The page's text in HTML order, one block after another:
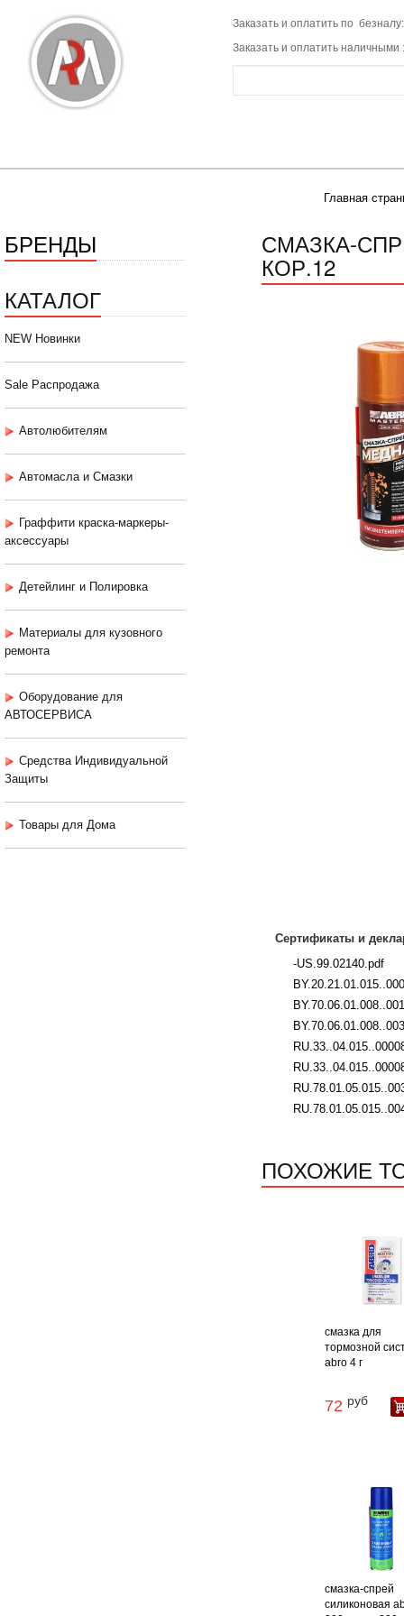
Заказать и оплатить по
Заказать и оплатить наличными
Главная
БРЕНДЫ
КАТАЛОГ
NEW Новинки
Sale Распродажа
Автолюбителям
Автомасла и Смазки
Граффити краска-маркеры-
аксессуары
Детейлинг и Полировка
Материалы для кузовного
ремонта
Оборудование для
АВТОСЕРВИСА
Средства Индивидуальной
Защиты
Товары для Дома
СМАЗКА-
КОР.12
Сертификаты и
-US.99.02140.pdf
ПОХОЖИЕ
смазка для
тормозной
abro 4 г
72 руб
смазка-спрей
силиконовая